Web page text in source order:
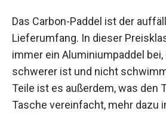
Das Carbon-Paddel ist der
Lieferumfang. In dieser
immer ein Aluminiumpaddel
schwerer ist und nicht
Teile ist es außerdem, was den
Tasche vereinfacht, mehr dazu